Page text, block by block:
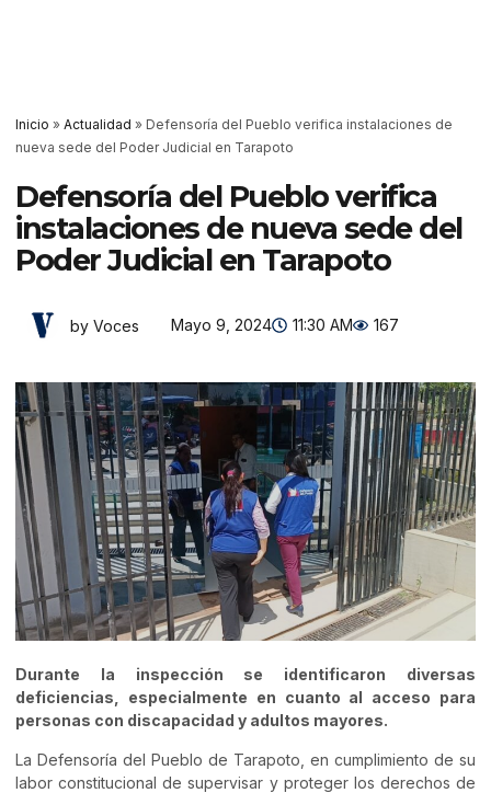
Inicio » Actualidad » Defensoría del Pueblo verifica instalaciones de
nueva sede del Poder Judicial en Tarapoto
Defensoría del Pueblo verifica
instalaciones de nueva sede del
Poder Judicial en Tarapoto
by Voces Mayo 9, 2024 11:30 AM 167
Durante la inspección se identificaron diversas
deficiencias, especialmente en cuanto al acceso para
personas con discapacidad y adultos mayores.
La Defensoría del Pueblo de Tarapoto, en cumplimiento de su
labor constitucional de supervisar y proteger los derechos de